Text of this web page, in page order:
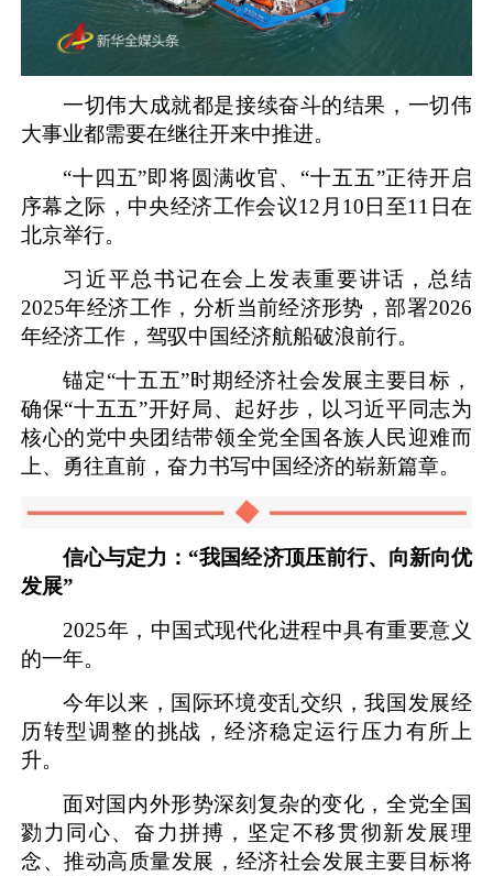
一切伟大成就都是接续奋斗的结果，一切伟
大事业都需要在继往开来中推进。
“十四五”即将圆满收官、“十五五”正待开启
序幕之际，中央经济工作会议12月10日至11日在
北京举行。
习近平总书记在会上发表重要讲话，总结
2025年经济工作，分析当前经济形势，部署2026
年经济工作，驾驭中国经济航船破浪前行。
锚定“十五五”时期经济社会发展主要目标，
确保“十五五”开好局、起好步，以习近平同志为
核心的党中央团结带领全党全国各族人民迎难而
上、勇往直前，奋力书写中国经济的崭新篇章。
信心与定力：“我国经济顶压前行、向新向优
发展”
2025年，中国式现代化进程中具有重要意义
的一年。
今年以来，国际环境变乱交织，我国发展经
历转型调整的挑战，经济稳定运行压力有所上
升。
面对国内外形势深刻复杂的变化，全党全国
勠力同心、奋力拼搏，坚定不移贯彻新发展理
念、推动高质量发展，经济社会发展主要目标将